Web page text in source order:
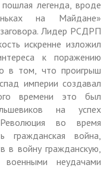
легенда, вроде
на Майдане»
Лидер РСДРП
искренне изложил
к поражению
в том, что проигрыш
империи создавал
времени это был
на успех
во время
война,
в войну гражданскую,
неудачами